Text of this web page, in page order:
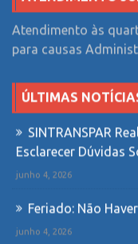
Atendimento às
para causas
ÚLTIMAS
SINTRANSPAR
Esclarecer Dúvidas
junho 4, 2026
Feriado: Não
junho 4, 2026